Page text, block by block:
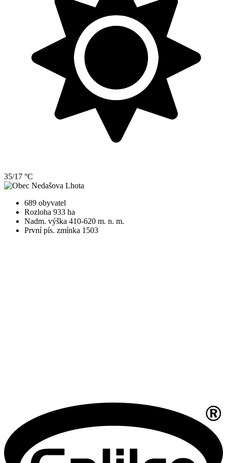
35/17 °C
689 obyvatel
Rozloha 933 ha
Nadm. výška 410-620 m. n. m.
První pís. zmínka 1503